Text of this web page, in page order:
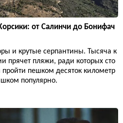
от Салинчи до Бонифач
и крутые серпантины. Тысяча к
прячет пляжи, ради которых сто
пройти пешком десяток километр
популярно.